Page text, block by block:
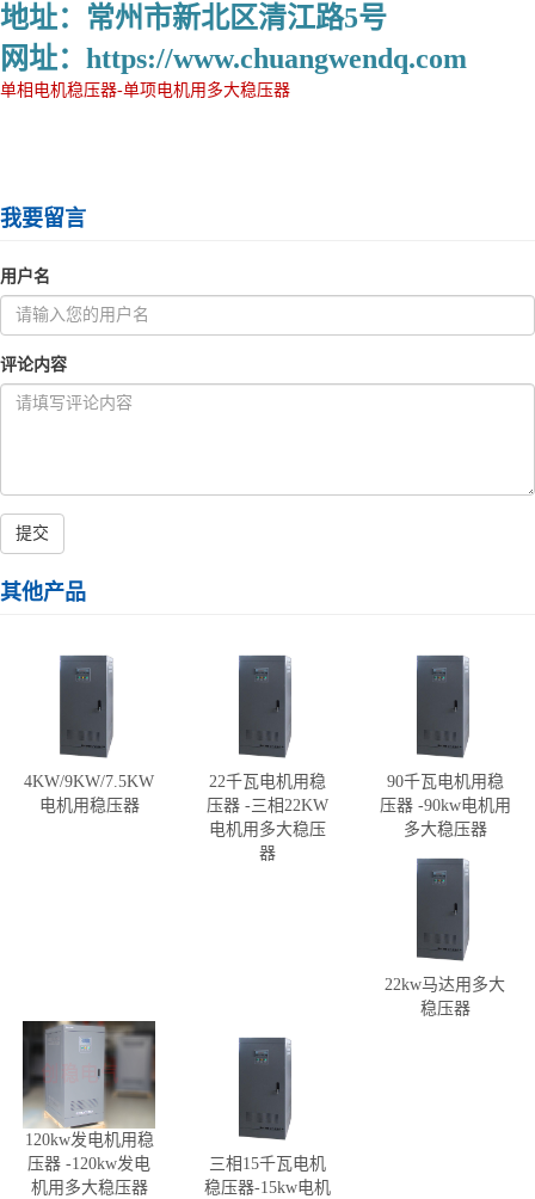
地址：常州市新北区清江路5号
网址：https://www.chuangwendq.com
单相电机稳压器-单项电机用多大稳压器
我要留言
用户名
评论内容
提交
其他产品
4KW/9KW/7.5KW
电机用稳压器
22千瓦电机用稳
压器 -三相22KW
电机用多大稳压
器
90千瓦电机用稳
压器 -90kw电机用
多大稳压器
22kw马达用多大
稳压器
120kw发电机用稳
压器 -120kw发电
机用多大稳压器
三相15千瓦电机
稳压器-15kw电机